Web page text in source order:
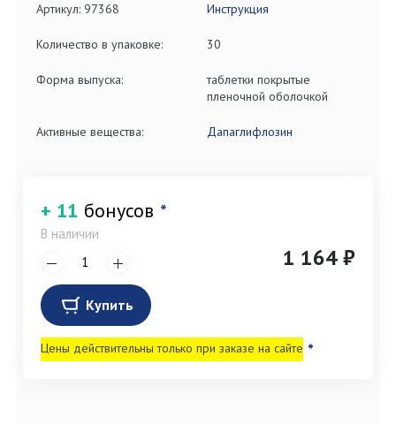
Артикул: 97368 Инструкция
Количество в упаковке: 30
Форма выпуска:
таблетки покрытые
пленочной оболочкой
Активные вещества: Дапаглифлозин
+ 11 бонусов *
В наличии
1 164 ₽
Купить
Цены действительны только при заказе на сайте *